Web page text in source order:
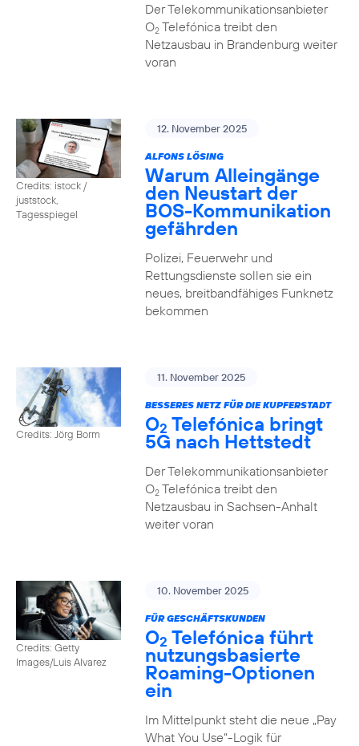
Der Telekommunikationsanbieter
O2Telefónica treibt den
Netzausbau in Brandenburg weiter
voran
Credits: istock /
juststock,
Tagesspiegel
12. November 2025
ALFONS LÖSING
Warum Alleingänge
den Neustart der
BOS-Kommunikation
gefährden
Polizei, Feuerwehr und
Rettungsdienste sollen sie ein
neues, breitbandfähiges Funknetz
bekommen
Credits: Jörg Borm
11. November 2025
BESSERES NETZ FÜR DIE KUPFERSTADT
O2 Telefónica bringt
5G nach Hettstedt
Der Telekommunikationsanbieter
O2Telefónica treibt den
Netzausbau in Sachsen-Anhalt
weiter voran
Credits: Getty
Images/Luis Alvarez
10. November 2025
FÜR GESCHÄFTSKUNDEN
O2 Telefónica führt
nutzungs­basierte
Roaming-Optionen
ein
Im Mittelpunkt steht die neue „Pay
What You Use“-Logik für